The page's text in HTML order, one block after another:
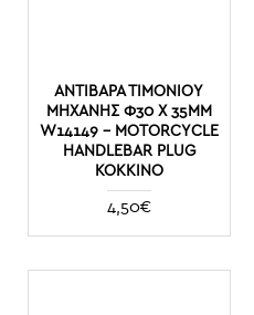
AΝΤΊΒΑΡΑ ΤΙΜΟΝΙΟΎ
ΜΗΧΑΝΉΣ Φ30 X 35MM
W14149 – MOTORCYCLE
HANDLEBAR PLUG
ΚΌΚΚΙΝΟ
4,50€